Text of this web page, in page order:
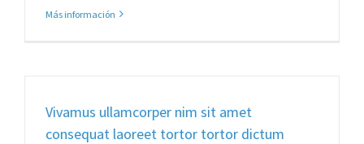
Más información
Vivamus ullamcorper nim sit amet
consequat laoreet tortor tortor dictum